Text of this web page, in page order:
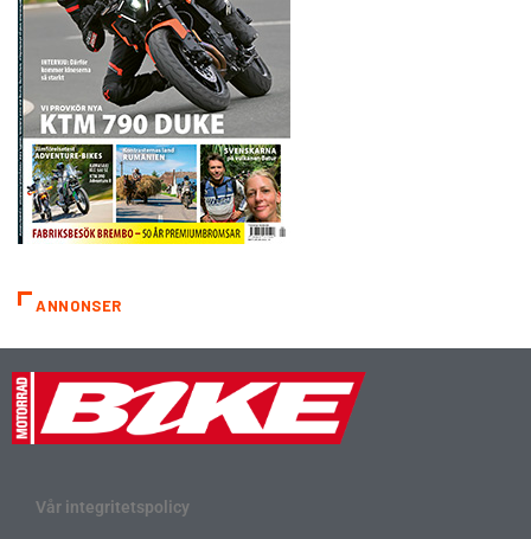
ANNONSER
Vår integritetspolicy